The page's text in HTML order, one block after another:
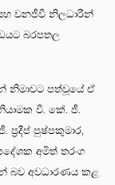
වනජීවී නිලධාරීන්
බරපතල
නිමාවට පත්වූයේ ඒ
වී. කේ. ජී.
පුෂ්පකුමාර,
අමිත් තරංග
බව අවධාරණය කළ